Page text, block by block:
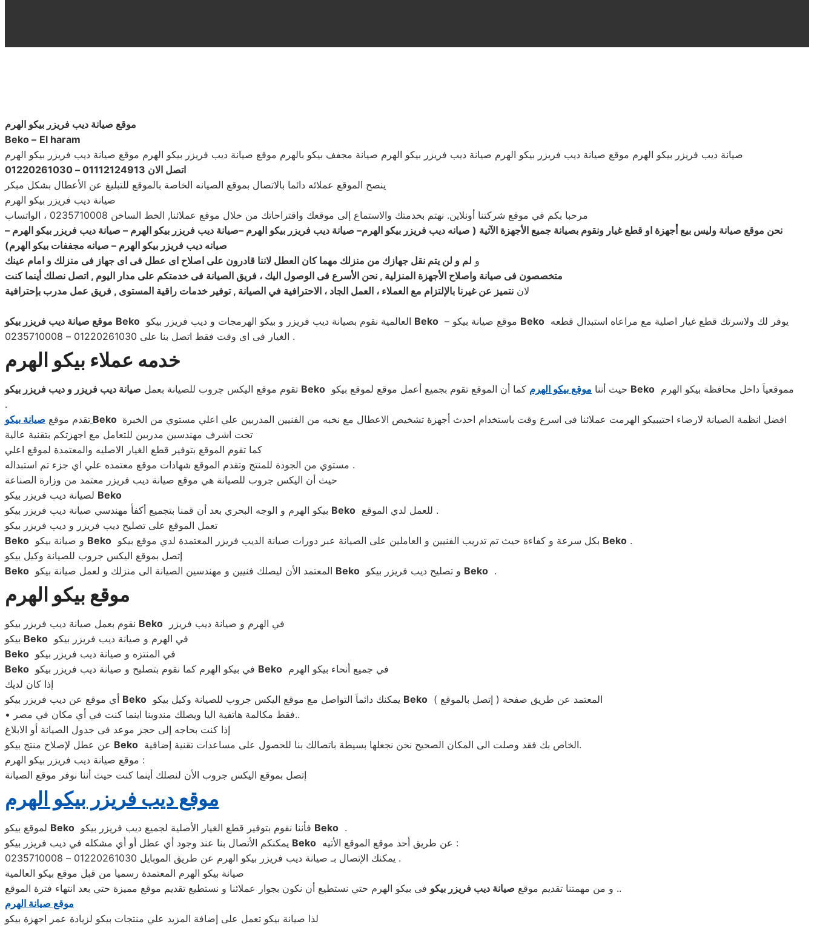
موقع صيانة ديب فريزر بيكو الهرم
Beko – El haram
صيانة ديب فريزر بيكو الهرم موقع صيانة ديب فريزر بيكو الهرم صيانة ديب فريزر بيكو الهرم صيانة مجفف بيكو بالهرم موقع صيانة ديب فريزر بيكو الهرم موقع صيانة ديب فريزر بيكو الهرم
اتصل الان 01112124913 – 01220261030
ينصح الموقع عملائه دائما بالاتصال بموقع الصيانه الخاصة بالموقع للتبليغ عن الأعطال بشكل مبكر
صيانة ديب فريزر بيكو الهرم
مرحبا بكم في موقع شركتنا أونلاين. نهتم بخدمتك والاستماع إلى موقعك واقتراحاتك من خلال موقع عملائنا, الخط الساخن 0235710008 ، الواتساب
نحن موقع صيانة وليس بيع أجهزة او قطع غيار ونقوم بصيانة جميع الأجهزة الآتية ( صيانه ديب فريزر بيكو الهرم– صيانة ديب فريزر بيكو الهرم –صيانة ديب فريزر بيكو الهرم – صيانة ديب فريزر بيكو الهرم –
صيانه ديب فريزر بيكو الهرم – صيانه مجففات بيكو الهرم)
و لم و لن يتم نقل جهازك من منزلك مهما كان العطل لاننا قادرون على اصلاح اى عطل فى اى جهاز فى منزلك و امام عينك
متخصصون فى صيانة واصلاح الأجهزة المنزلية , نحن الأسرع فى الوصول اليك ، فريق الصيانة فى خدمتكم على مدار اليوم , اتصل نصلك أينما كنت
لان نتميز عن غيرنا بالإلتزام مع العملاء ، العمل الجاد ، الاحترافية في الصيانة , توفير خدمات راقية المستوى , فريق عمل مدرب بإحترافية
موقع صيانة ديب فريزر بيكو Beko Beko Beko
الغيار فى اى وقت فقط اتصل بنا على 01220261030 – 0235710008 .
خدمه عملاء بيكو الهرم
تقوم موقع اليكس جروب للصيانة بعمل صيانة ديب فريزر و ديب فريزر بيكو Beko حيث أننا موقع بيكو الهرم Beko
.
تقدم موقع Beko
تحت اشرف مهندسين مدربين للتعامل مع اجهزتكم بتقنية عالية
كما تقوم الموقع بتوفير قطع الغيار الاصليه والمعتمدة لموقع اعلي
مستوي من الجودة للمنتج وتقدم الموقع شهادات موقع معتمده علي اي جزء تم استبداله .
حيث أن اليكس جروب للصيانة هي موقع صيانة ديب فريزر معتمد من وزارة الصناعة
Beko
Beko
للعمل لدي الموقع .
تعمل الموقع على تصليح ديب فريزر و ديب فريزر بيكو
Beko
Beko Beko .
إتصل بموقع اليكس جروب للصيانة وكيل بيكو
Beko
Beko Beko .
موقع بيكو الهرم
Beko
في الهرم و صيانة ديب فريزر
Beko في الهرم و صيانة ديب فريزر بيكو
Beko في المنتزه و صيانة ديب فريزر بيكو
Beko
Beko في جميع أنحاء بيكو الهرم
إذا كان لديك
Beko Beko المعتمد عن طريق صفحة ( إتصل بالموقع )
• فقط مكالمة هاتفية اليا ويصلك مندوبنا اينما كنت في أي مكان في مصر..
إذا كنت بحاجه إلى حجز موعد فى جدول الصيانة أو الابلاغ
Beko
الخاص بك فقد وصلت الى المكان الصحيح نحن نجعلها بسيطة باتصالك بنا للحصول على مساعدات تقنية إضافية.
موقع صيانة ديب فريزر بيكو الهرم :
إتصل بموقع اليكس جروب الأن لنصلك أينما كنت حيث أننا نوفر موقع الصيانة
موقع ديب فريزر بيكو الهرم
Beko Beko .
Beko
عن طريق أحد موقع الموقع الأتيه :
يمكنك الإتصال بـ صيانة ديب فريزر بيكو الهرم عن طريق الموبايل 01220261030 – 0235710008 .
صيانة بيكو الهرم المعتمدة رسميا من قبل موقع بيكو العالمية
و من مهمتنا تقديم موقع صيانة ديب فريزر بيكو
فى بيكو الهرم حتي نستطيع أن نكون بجوار عملائنا و نستطيع تقديم موقع مميزة حتي بعد انتهاء فترة الموقع ..
موقع صيانة الهرم
لذا صيانة بيكو تعمل على إضافة المزيد علي منتجات بيكو لزيادة عمر اجهزة بيكو